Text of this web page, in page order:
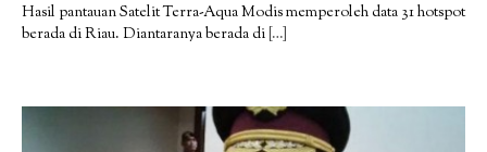
Hasil pantauan Satelit Terra-Aqua Modis memperoleh data 31 hotspot
berada di Riau. Diantaranya berada di […]